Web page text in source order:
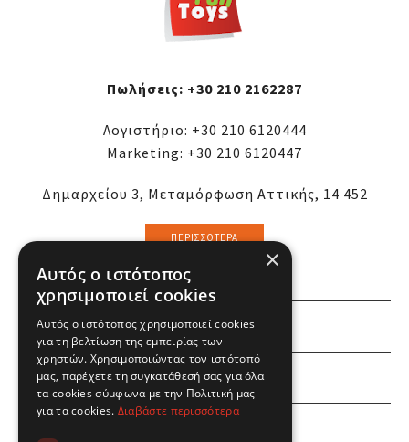
Πωλήσεις: +30 210 2162287
Λογιστήριο: +30 210 6120444
Marketing: +30 210 6120447
Δημαρχείου 3, Μεταμόρφωση Αττικής, 14 452
ΠΕΡΙΣΣΌΤΕΡΑ
ΕΜΕΙΣ
ΕΣΕΙΣ
×
Αυτός ο ιστότοπος
χρησιμοποιεί cookies
Αυτός ο ιστότοπος χρησιμοποιεί cookies
για τη βελτίωση της εμπειρίας των
χρηστών. Χρησιμοποιώντας τον ιστότοπό
μας, παρέχετε τη συγκατάθεσή σας για όλα
τα cookies σύμφωνα με την Πολιτική μας
για τα cookies. Διαβάστε περισσότερα